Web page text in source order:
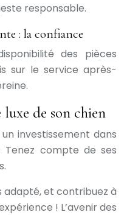
responsable.
: la confiance
des pièces
sur le service après-
de son chien
investissement dans
compte de ses
adapté, et contribuez à
! L’avenir des